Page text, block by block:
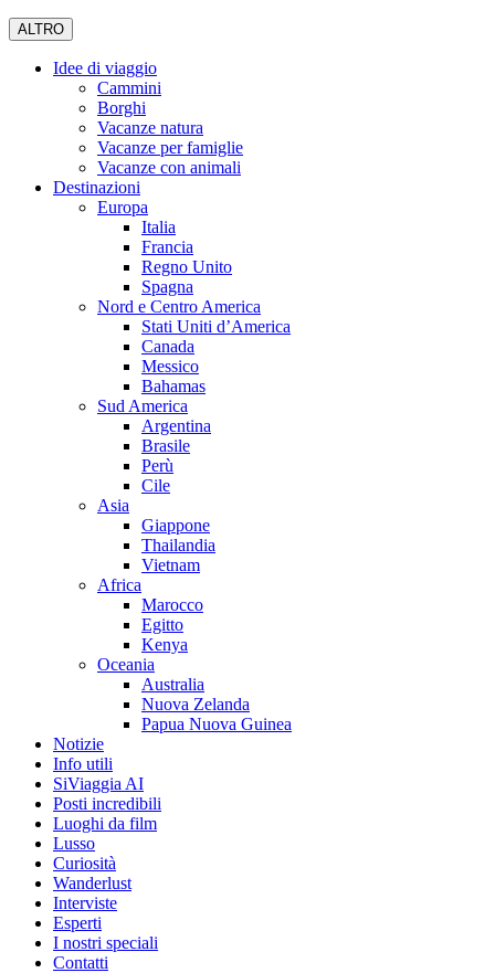
ALTRO
Idee di viaggio
Cammini
Borghi
Vacanze natura
Vacanze per famiglie
Vacanze con animali
Destinazioni
Europa
Italia
Francia
Regno Unito
Spagna
Nord e Centro America
Stati Uniti d’America
Canada
Messico
Bahamas
Sud America
Argentina
Brasile
Perù
Cile
Asia
Giappone
Thailandia
Vietnam
Africa
Marocco
Egitto
Kenya
Oceania
Australia
Nuova Zelanda
Papua Nuova Guinea
Notizie
Info utili
SiViaggia AI
Posti incredibili
Luoghi da film
Lusso
Curiosità
Wanderlust
Interviste
Esperti
I nostri speciali
Contatti